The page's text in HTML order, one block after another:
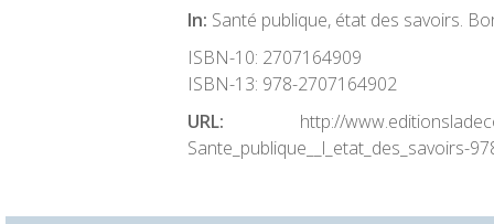
In: Santé publique, état des savoirs.
ISBN-10: 2707164909
ISBN-13: 978-2707164902
URL: http://
Sante_publique__l_etat_des_savoirs-